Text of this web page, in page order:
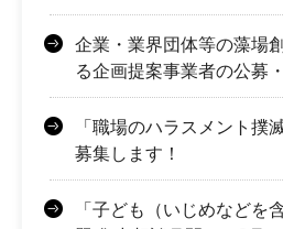
企業・業界団体等の藻場
る企画提案事業者の公募
「職場のハラスメント撲
募集します！
「子ども（いじめなどを